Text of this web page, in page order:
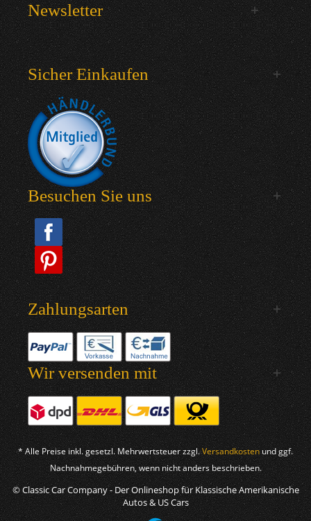
Newsletter
Sicher Einkaufen
Besuchen Sie uns
Zahlungsarten
Wir versenden mit
* Alle Preise inkl. gesetzl. Mehrwertsteuer zzgl.Versandkosten und ggf.
Nachnahmegebühren, wenn nicht anders beschrieben.
© Classic Car Company - Der Onlineshop für Klassische Amerikanische
Autos & US Cars